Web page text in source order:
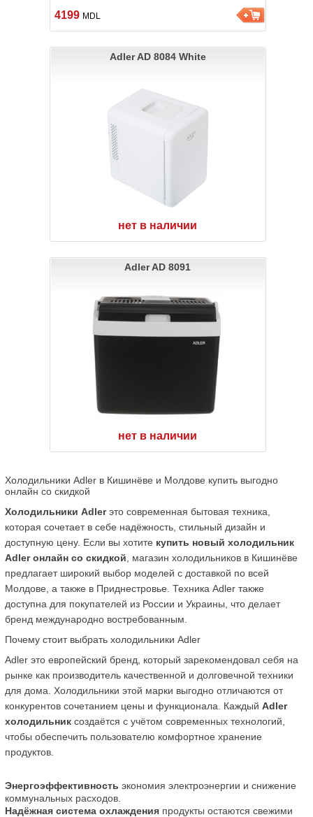
4199 MDL
Adler AD 8084 White
нет в наличии
Adler AD 8091
нет в наличии
Холодильники Adler в Кишинёве и Молдове купить выгодно
онлайн со скидкой
Холодильники Adler это современная бытовая техника,
которая сочетает в себе надёжность, стильный дизайн и
доступную цену. Если вы хотите купить новый холодильник
Adler онлайн со скидкой , магазин холодильников в Кишинёве
предлагает широкий выбор моделей с доставкой по всей
Молдове, а также в Приднестровье. Техника Adler также
доступна для покупателей из России и Украины, что делает
бренд международно востребованным.
Почему стоит выбрать холодильники Adler
Adler это европейский бренд, который зарекомендовал себя на
рынке как производитель качественной и долговечной техники
для дома. Холодильники этой марки выгодно отличаются от
конкурентов сочетанием цены и функционала. Каждый Adler
холодильник создаётся с учётом современных технологий,
чтобы обеспечить пользователю комфортное хранение
продуктов.
Энергоэффективность экономия электроэнергии и снижение
коммунальных расходов.
Надёжная система охлаждения продукты остаются свежими